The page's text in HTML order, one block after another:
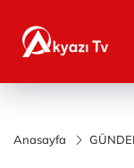
Anasayfa